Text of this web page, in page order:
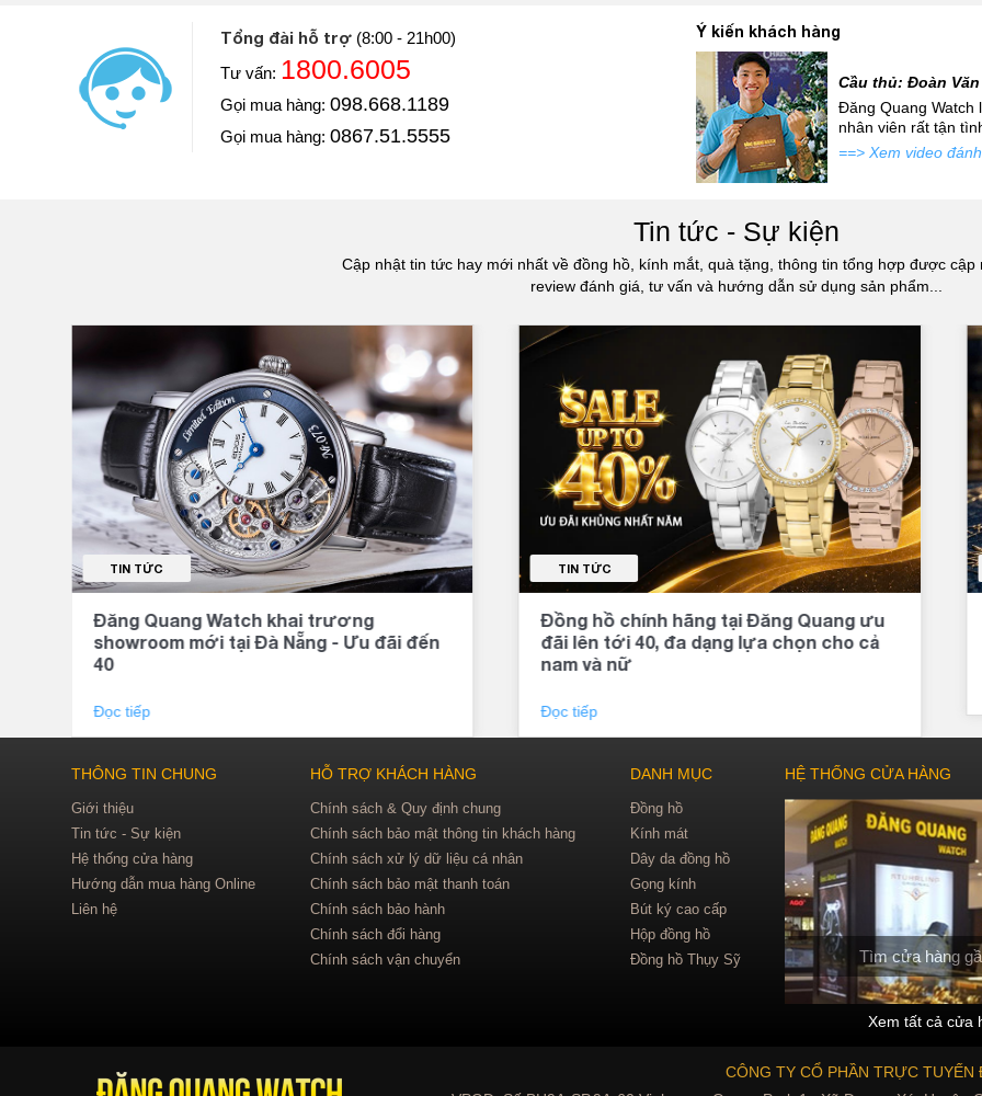
Tổng đài hỗ trợ (8:00 - 21h00)
Tư vấn: 1800.6005
Gọi mua hàng: 098.668.1189
Gọi mua hàng: 0867.51.5555
Ý kiến khách hàng
Diễn viên: Hoàng Kim Ngọc
Khoe với mọi người Ngọc vừa mua một chiếc đồng hồ mới siêu đẹp để đi tặng
luôn và chiếc đồng hồ này Ngọc mua ở Đăng Quang Watch đấy...
Cầu thủ: Đoàn Văn
Đăng Quang Watch
nhân viên rất tận
==> Xem video
Tin tức - Sự kiện
Cập nhật tin tức hay mới nhất về đồng hồ, kính mắt, quà tặng, thông tin tổng hợp được cập
review đánh giá, tư vấn và hướng dẫn sử dụng sản phẩm...
TIN TỨC
Đăng Quang Watch khai trương
showroom mới tại Đà Nẵng - Ưu đãi đến
40
Đọc tiếp
TIN TỨC
Đồng hồ chính hãng tại Đăng Quang ưu
đãi lên tới 40, đa dạng lựa chọn cho cả
nam và nữ
Đọc tiếp
THÔNG TIN CHUNG
Giới thiệu
Tin tức - Sự kiện
Hệ thống cửa hàng
Hướng dẫn mua hàng Online
Liên hệ
HỖ TRỢ KHÁCH HÀNG
Chính sách & Quy định chung
Chính sách bảo mật thông tin khách hàng
Chính sách xử lý dữ liệu cá nhân
Chính sách bảo mật thanh toán
Chính sách bảo hành
Chính sách đổi hàng
Chính sách vận chuyển
DANH MỤC
Đồng hồ
Kính mát
Dây da đồng hồ
Gọng kính
Bút ký cao cấp
Hộp đồng hồ
Đồng hồ Thụy Sỹ
HỆ THỐNG CỬA HÀNG
Tìm cửa hàng
Xem tất cả cửa
CÔNG TY CỔ PHẦN TRỰC TUYẾN